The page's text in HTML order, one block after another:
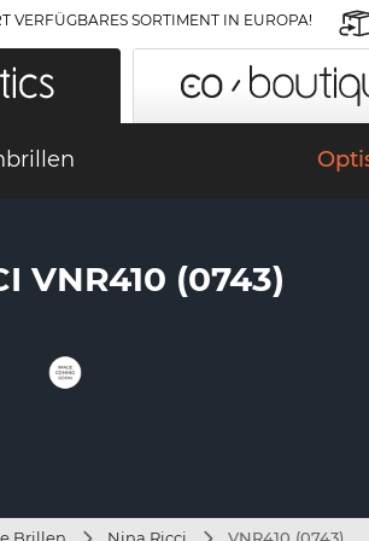
VERFÜGBARES SORTIMENT IN EUROPA!
VNR410 (0743)